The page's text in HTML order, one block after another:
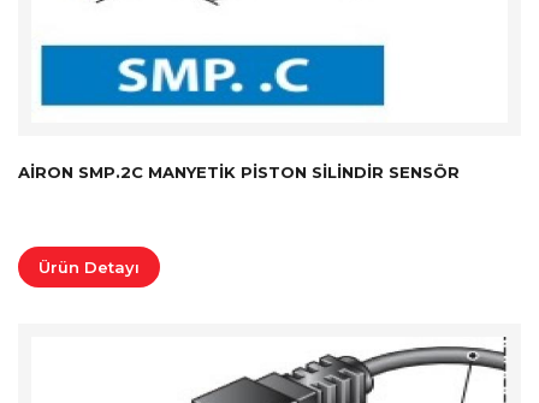
AIRON SMP.2C MANYETIK PISTON SILINDIR SENSÖR
Ürün Detayı